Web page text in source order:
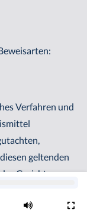
Verfahren und
geltenden
Gericht von